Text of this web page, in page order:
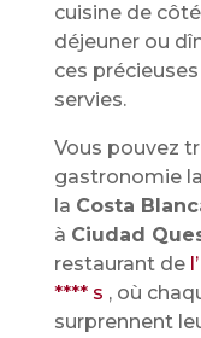
cuisine de
déjeuner ou
ces
servies.
Vous pouvez
gastronomie
la Costa
à Ciudad
restaurant de
**** s , où
surprennent